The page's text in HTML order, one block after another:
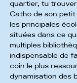
quartier, tu
Catho de son petit
les principales
situées dans ce
multiples
indispensable de
coin le plus
dynamisation des